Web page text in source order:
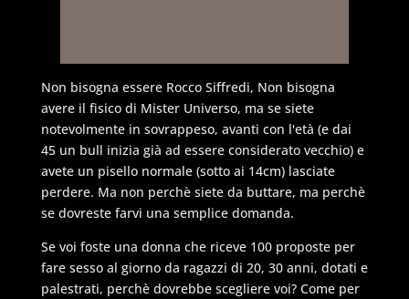
Non bisogna essere Rocco Siffredi, Non bisogna
avere il fisico di Mister Universo, ma se siete
notevolmente in sovrappeso, avanti con l'età (e dai
45 un bull inizia già ad essere considerato vecchio) e
avete un pisello normale (sotto ai 14cm) lasciate
perdere. Ma non perchè siete da buttare, ma perchè
se dovreste farvi una semplice domanda.
Se voi foste una donna che riceve 100 proposte per
fare sesso al giorno da ragazzi di 20, 30 anni, dotati e
palestrati, perchè dovrebbe scegliere voi? Come per